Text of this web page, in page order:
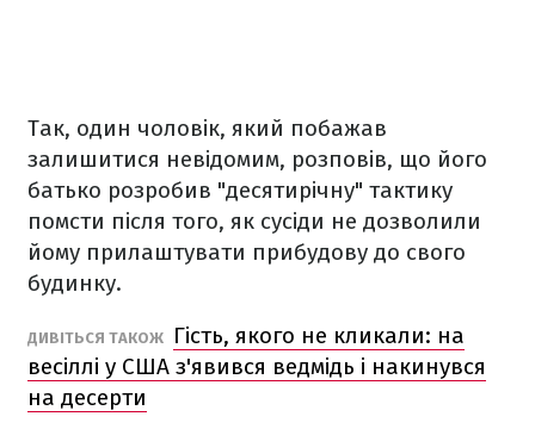
Так, один чоловік, який побажав
залишитися невідомим, розповів, що його
батько розробив "десятирічну" тактику
помсти після того, як сусіди не дозволили
йому прилаштувати прибудову до свого
будинку.
ДИВІТЬСЯ ТАКОЖ
Гість, якого не кликали: на
весіллі у США з'явився ведмідь і накинувся
на десерти